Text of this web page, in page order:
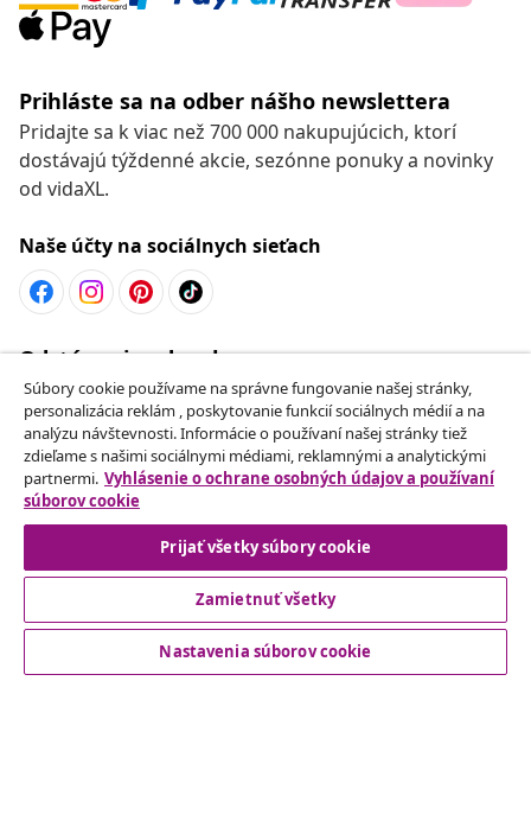
Prihláste sa na odber nášho newslettera
Pridajte sa k viac než 700 000 nakupujúcich, ktorí
dostávajú týždenné akcie, sezónne ponuky a novinky
od vidaXL.
Naše účty na sociálnych sieťach
Odstúpenie od zmluvy
Odošlite žiadosť o odstúpenie od vašej objednávky.
Odstúpenie od zmluvy
Zákaznícky Servis
Obchodní partneri
Súbory cookie používame na správne fungovanie našej stránky,
personalizácia reklám , poskytovanie funkcií sociálnych médií a na
analýzu návštevnosti. Informácie o používaní našej stránky tiež
zdieľame s našimi sociálnymi médiami, reklamnými a analytickými
partnermi. Vyhlásenie o ochrane osobných údajov a používaní
súborov cookie
Prijať všetky súbory cookie
Zamietnuť všetky
Nastavenia súborov cookie